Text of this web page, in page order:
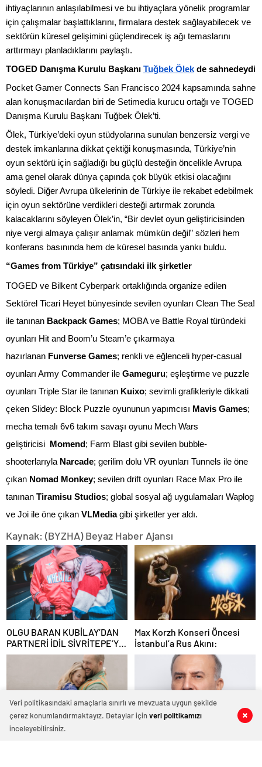
0 0
0 0
0 0
0 0
ihtiyaçlarının anlaşılabilmesi ve bu ihtiyaçlara yönelik programlar
için çalışmalar başlattıklarını, firmalara destek sağlayabilecek ve
sektörün küresel gelişimini güçlendirecek iş ağı temaslarını
arttırmayı planladıklarını paylaştı.
TOGED Danışma Kurulu Başkanı Tuğbek Ölekde sahnedeydi
Pocket Gamer Connects San Francisco 2024 kapsamında sahne
alan konuşmacılardan biri de Setimedia kurucu ortağı ve TOGED
Danışma Kurulu Başkanı Tuğbek Ölek’ti.
Ölek, Türkiye’deki oyun stüdyolarına sunulan benzersiz vergi ve
destek imkanlarına dikkat çektiği konuşmasında, Türkiye’nin
oyun sektörü için sağladığı bu güçlü desteğin öncelikle Avrupa
ama genel olarak dünya çapında çok büyük etkisi olacağını
söyledi. Diğer Avrupa ülkelerinin de Türkiye ile rekabet edebilmek
için oyun sektörüne verdikleri desteği artırmak zorunda
kalacaklarını söyleyen Ölek’in, “Bir devlet oyun geliştiricisinden
niye vergi almaya çalışır anlamak mümkün değil” sözleri hem
konferans basınında hem de küresel basında yankı buldu.
“Games from Türkiye” çatısındaki ilk şirketler
TOGED ve Bilkent Cyberpark ortaklığında organize edilen
Sektörel Ticari Heyet bünyesinde sevilen oyunları Clean The Sea!
ile tanınan Backpack Games; MOBA ve Battle Royal türündeki
oyunları Hit and Boom’u Steam’e çıkarmaya
hazırlanan Funverse Games; renkli ve eğlenceli hyper-casual
oyunları Army Commander ile Gameguru; eşleştirme ve puzzle
oyunları Triple Star ile tanınan Kuixo; sevimli grafikleriyle dikkati
çeken Slidey: Block Puzzle oyununun yapımcısı Mavis Games;
mecha temalı 6v6 takım savaşı oyunu Mech Wars
geliştiricisi
Momend; Farm Blast gibi sevilen bubble-
shooterlarıyla Narcade; gerilim dolu VR oyunları Tunnels ile öne
çıkan Nomad Monkey; sevilen drift oyunları Race Max Pro ile
tanınan Tiramisu Studios; global sosyal ağ uygulamaları Waplog
ve Joi ile öne çıkan VLMediagibi şirketler yer aldı.
Kaynak: (BYZHA) Beyaz Haber Ajansı
OLGU BARAN KUBİLAY’DAN
PARTNERİ İDİL SİVRİTEPE’YE
ÖVGÜ DOLU SÖZLER!
Max Korzh Konseri Öncesi
İstanbul’a Rus Akını:
Veri politikasındaki amaçlarla sınırlı ve mevzuata uygun şekilde
çerez konumlandırmaktayız. Detaylar içinveri politikamızı
inceleyebilirsiniz.